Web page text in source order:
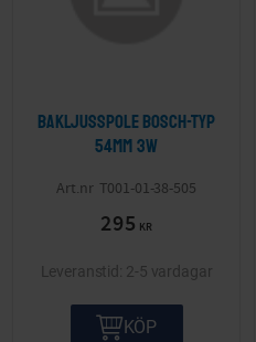
Bakljusspole Bosch-typ
54mm 3W
T001-01-38-505
295 KR
2-5 vardagar
KÖP